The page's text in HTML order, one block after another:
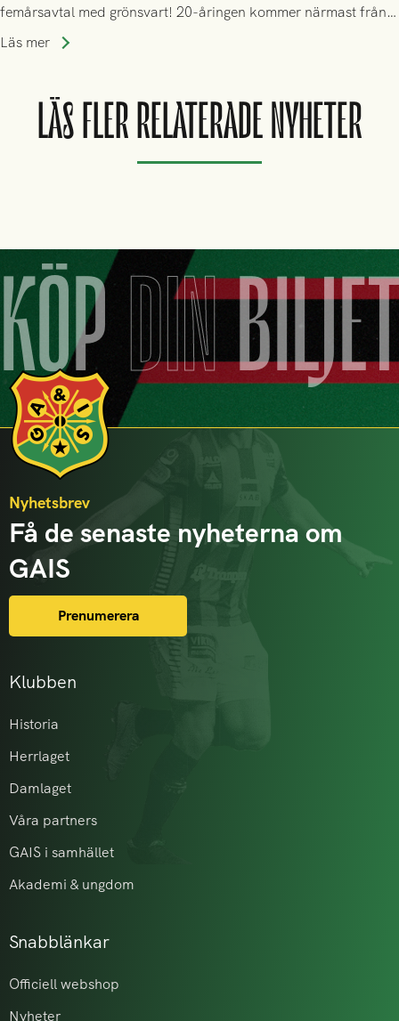
femårsavtal med grönsvart! 20-åringen kommer närmast från
spel i färöiska Skála IF.
Läs mer
LÄS FLER RELATERADE NYHETER
KÖPDIN
Klubben
Historia
Herrlaget
Damlaget
Våra partners
GAIS i samhället
Akademi & ungdom
Snabblänkar
Officiell webshop
Nyheter
Nyhetsbrev
Få de senaste nyheterna om
GAIS
Prenumerera